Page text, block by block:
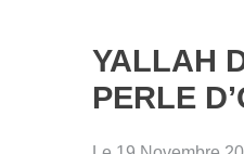
YALLAH
PERLE